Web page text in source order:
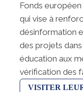
Fonds
qui vise à
désinformation
des projets
éducation aux
vérification des
VISITER